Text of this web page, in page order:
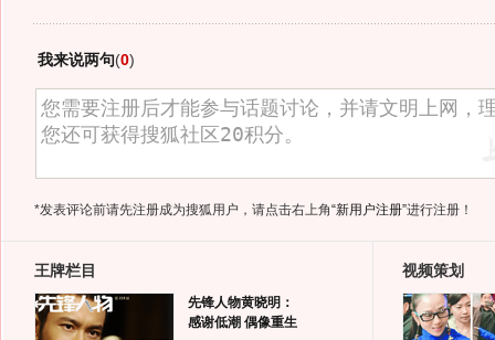
我来说两句(0)
*发表评论前请先注册成为搜狐用户，请点击右上角“新用户注册”进行注册！
王牌栏目
先锋人物黄晓明：
感谢低潮 偶像重生
视频策划